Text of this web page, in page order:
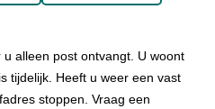
alleen post ontvangt. U woont
tijdelijk. Heeft u weer een vast
stoppen. Vraag een